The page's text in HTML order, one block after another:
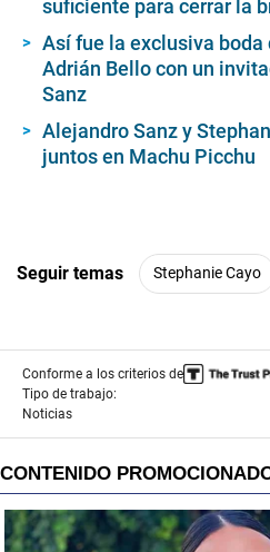
suficiente para cerrar la
Así fue la exclusiva boda
Adrián Bello con un
Sanz
Alejandro Sanz y
juntos en Machu Picchu
Seguir temas Stephanie Cayo
Conforme a los criterios de
Tipo de trabajo:
Noticias